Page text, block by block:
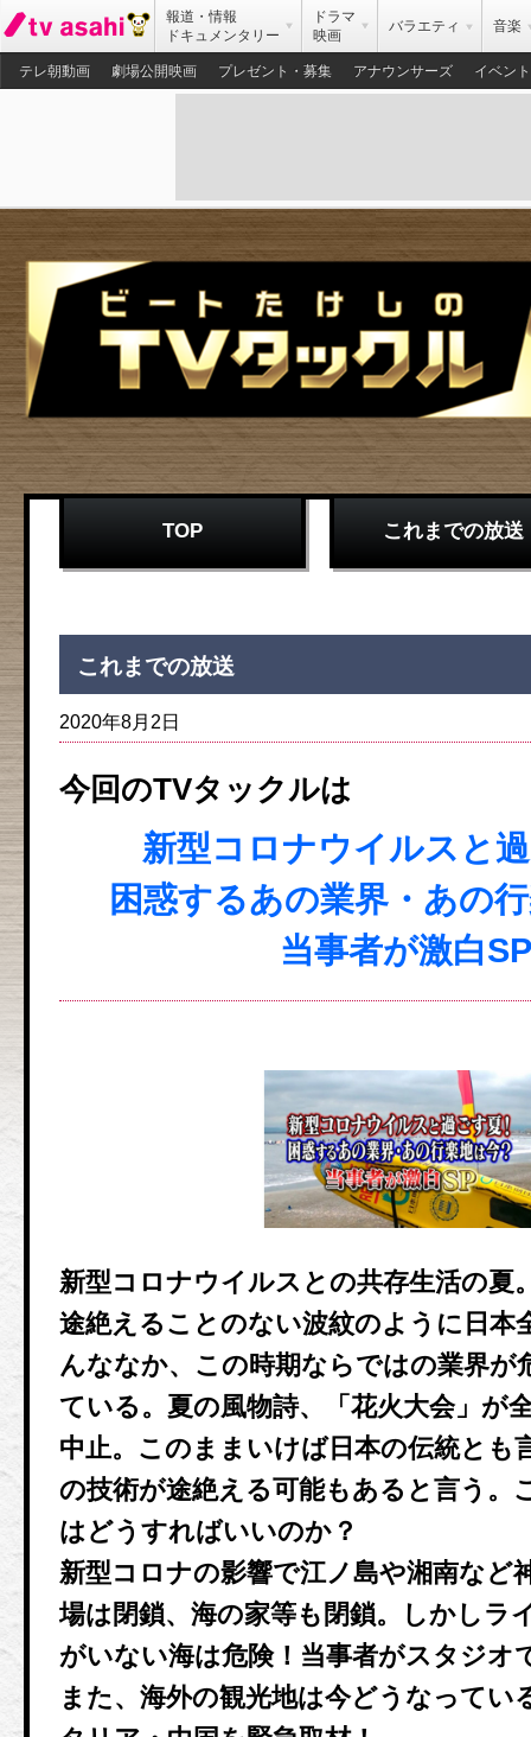
報道・情報
ドキュメンタリー
ドラマ
映画
バラエティ 音楽
テレ朝動画 劇場公開映画 プレゼント・募集 アナウンサーズ イベント
TOP これまでの放送
これまでの放送
2020年8月2日
今回のTVタックルは
新型コロナウイルスと
困惑するあの業界・あの
当事者が激白SP
新型コロナウイルスとの共存生活の夏
途絶えることのない波紋のように日本
んななか、この時期ならではの業界が
ている。夏の風物詩、「花火大会」が
中止。このままいけば日本の伝統とも
の技術が途絶える可能もあると言う。
はどうすればいいのか？
新型コロナの影響で江ノ島や湘南など
場は閉鎖、海の家等も閉鎖。しかしラ
がいない海は危険！当事者がスタジオ
また、海外の観光地は今どうなってい